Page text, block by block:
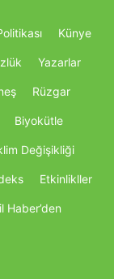
Künye
Yazarlar
Rüzgar
Biyokütle
Değişikliği
Etkinlikller
Haber’den